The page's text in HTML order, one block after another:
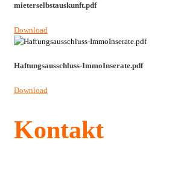
mieterselbstauskunft.pdf
Download
Haftungsausschluss-ImmoInserate.pdf
Download
Kontakt